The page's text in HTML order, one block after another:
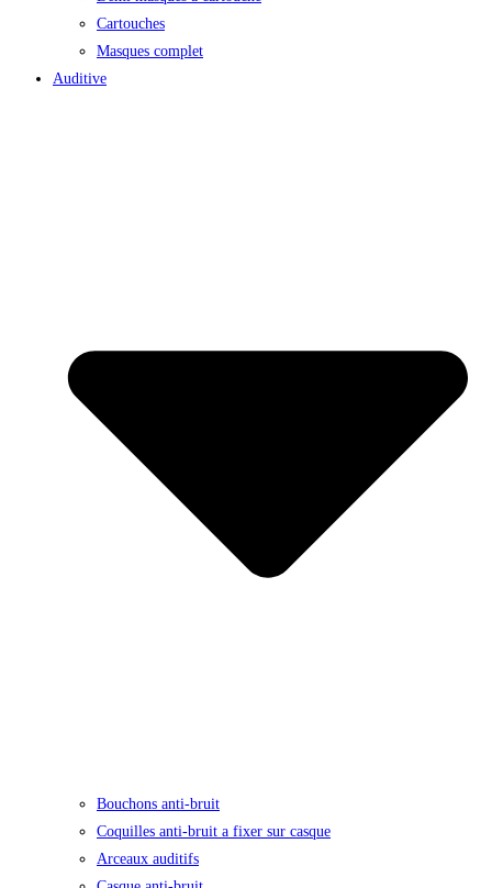
Cartouches
Masques complet
Auditive
Bouchons anti-bruit
Coquilles anti-bruit a fixer sur casque
Arceaux auditifs